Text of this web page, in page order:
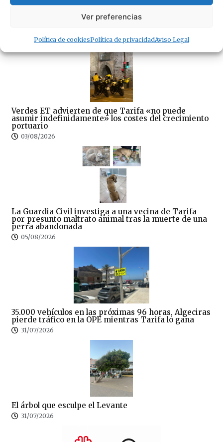
Ver preferencias
Política de cookiesPolítica de privacidadAviso Legal
Verdes ET advierten de que Tarifa «no puede
asumir indefinidamente» los costes del crecimiento
portuario
03/08/2026
La Guardia Civil investiga a una vecina de Tarifa
por presunto maltrato animal tras la muerte de una
perra abandonada
05/08/2026
35.000 vehículos en las próximas 96 horas, Algeciras
pierde tráfico en la OPE mientras Tarifa lo gana
31/07/2026
El árbol que esculpe el Levante
31/07/2026